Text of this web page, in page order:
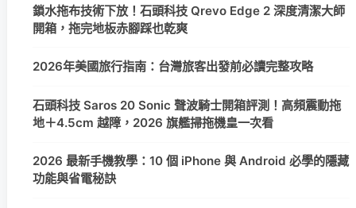
鎖水拖布技術下放！石頭科技 Qrevo Edge 2 深度清潔大師
開箱，拖完地板赤腳踩也乾爽
2026年美國旅行指南：台灣旅客出發前必讀完整攻略
石頭科技 Saros 20 Sonic 聲波騎士開箱評測！高頻震動拖
地＋4.5cm 越障，2026 旗艦掃拖機皇一次看
2026 最新手機教學：10 個 iPhone 與 Android 必學的隱藏
功能與省電秘訣